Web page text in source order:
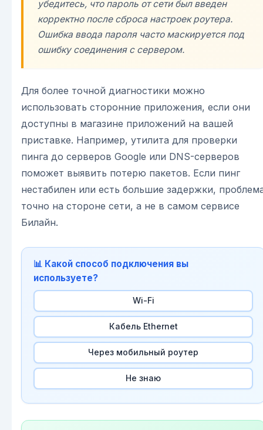
убедитесь, что пароль от сети был введен
корректно после сброса настроек роутера.
Ошибка ввода пароля часто маскируется под
ошибку соединения с сервером.
Для более точной диагностики можно
использовать сторонние приложения, если они
доступны в магазине приложений на вашей
приставке. Например, утилита для проверки
пинга до серверов Google или DNS-серверов
поможет выявить потерю пакетов. Если пинг
нестабилен или есть большие задержки,
точно на стороне сети, а не в самом сервисе
Билайн.
📊 Какой способ подключения вы
используете?
Wi-Fi
Кабель Ethernet
Через мобильный роутер
Не знаю